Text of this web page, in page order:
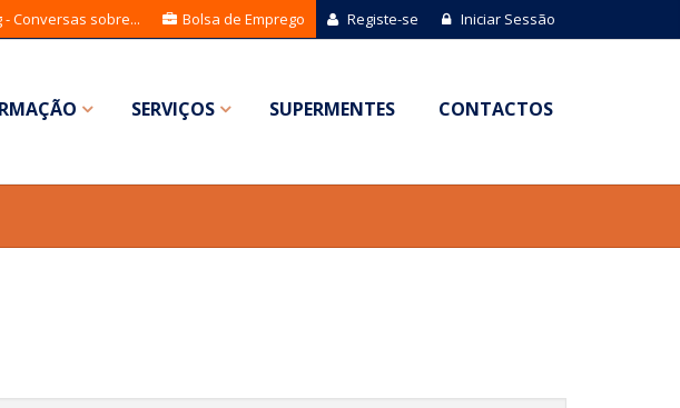
- Conversas sobre... Bolsa de Emprego Registe-se Iniciar Sessão
SERVIÇOS SUPERMENTES CONTACTOS